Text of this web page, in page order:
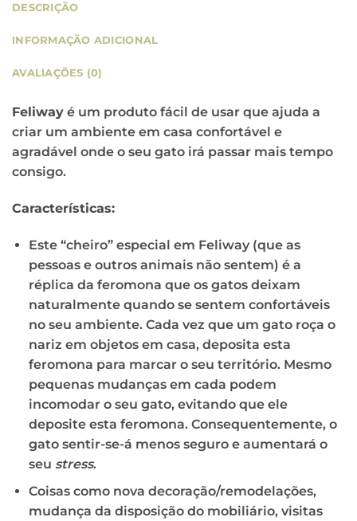
DESCRIÇÃO
INFORMAÇÃO ADICIONAL
AVALIAÇÕES (0)
Feliway é um produto fácil de usar que ajuda a
criar um ambiente em casa confortável e
agradável onde o seu gato irá passar mais tempo
consigo.
Características:
Este “cheiro” especial em Feliway (que as
pessoas e outros animais não sentem) é a
réplica da feromona que os gatos deixam
naturalmente quando se sentem confortáveis
no seu ambiente. Cada vez que um gato roça o
nariz em objetos em casa, deposita esta
feromona para marcar o seu território. Mesmo
pequenas mudanças em cada podem
incomodar o seu gato, evitando que ele
deposite esta feromona. Consequentemente, o
gato sentir-se-á menos seguro e aumentará o
seu stress.
Coisas como nova decoração/remodelações,
mudança da disposição do mobiliário, visitas